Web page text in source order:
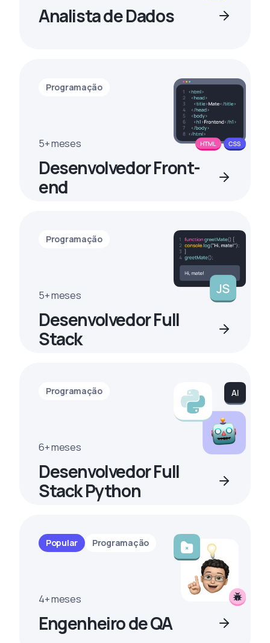
Analista de Dados
Programação
5+ meses
Desenvolvedor Front-
end
Programação
5+ meses
Desenvolvedor Full
Stack
Programação
6+ meses
Desenvolvedor Full
Stack Python
Popular Programação
4+ meses
Engenheiro de QA